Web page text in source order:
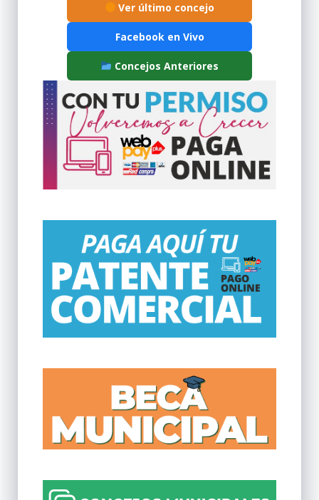
Ver último concejo
Facebook en Vivo
Concejos Anteriores